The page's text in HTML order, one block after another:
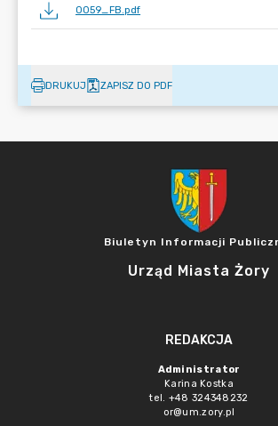
0059_FB.pdf
DRUKUJ ZAPISZ DO PDF
Biuletyn Informacji
Urząd Miasta Żory
REDAKCJA
Administrator
Karina Kostka
tel. +48 324348232
or@um.zory.pl